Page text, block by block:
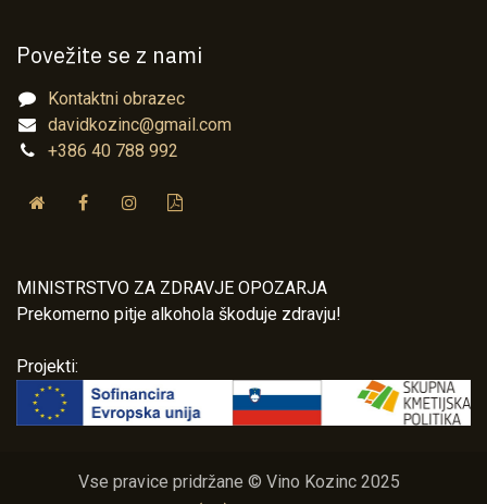
Povežite se z nami
Kontaktni obrazec
davidkozinc@gmail.com
+386 40 788 992
MINISTRSTVO ZA ZDRAVJE OPOZARJA
Prekomerno pitje alkohola škoduje zdravju!
Projekti:
Vse pravice pridržane © Vino Kozinc 2025